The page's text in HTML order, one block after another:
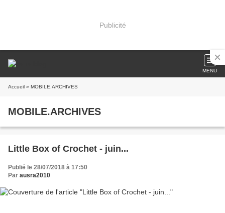
Publicité
MENU
Accueil » MOBILE.ARCHIVES
MOBILE.ARCHIVES
Little Box of Crochet - juin...
Publié le 28/07/2018 à 17:50
Par ausra2010